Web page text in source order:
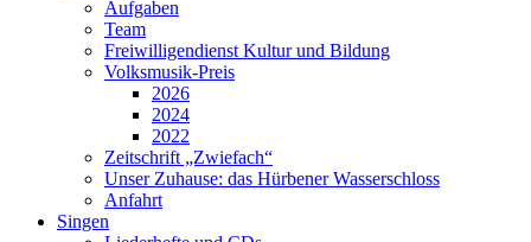
Aufgaben
Team
Freiwilligendienst Kultur und Bildung
Volksmusik-Preis
2026
2024
2022
Zeitschrift „Zwiefach“
Unser Zuhause: das Hürbener Wasserschloss
Anfahrt
Singen